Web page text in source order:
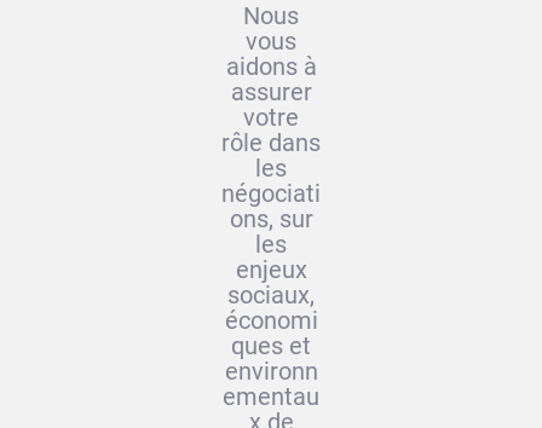
Nous
vous
aidons à
assurer
votre
rôle dans
les
négociati
ons, sur
les
enjeux
sociaux,
économi
ques et
environn
ementau